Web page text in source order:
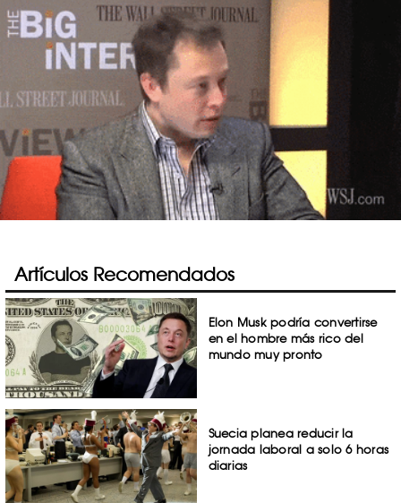
Artículos Recomendados
Elon Musk podría convertirse
en el hombre más rico del
mundo muy pronto
Suecia planea reducir la
jornada laboral a solo 6 horas
diarias